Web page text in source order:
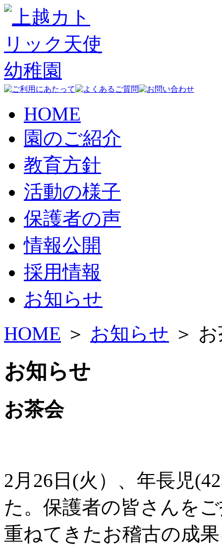
HOME
園のご紹介
教育方針
活動の様子
保護者の声
情報公開
採用情報
お知らせ
HOME ＞ お知らせ ＞
お知らせ
お茶会
2月26日(火）、年長児
た。保護者の皆さんを
重ねてきたお稽古の成